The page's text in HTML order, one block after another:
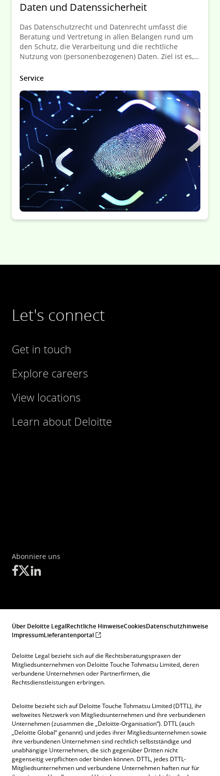
Daten­ und Daten­ssicherheit
Das Datenschutzrecht und Datenrecht umfasst die
Beratung und Vertretung in allen Belangen rund um
den Schutz, die Verarbeitung und die rechtliche
Nutzung von (personenbezogenen) Daten. Ziel ist es,
Datenschutzbestimmungen zu unterstützen und
minimieren.
Service
Let's connect
Get in touch
Explore careers
View locations
Learn about Deloitte
Abonniere uns
Über Deloitte LegalRechtliche HinweiseCookiesDatenschutzhinweise
ImpressumLieferantenportal
Deloitte Legal bezieht sich auf die Rechtsberatungspraxen der
Mitgliedsunternehmen von Deloitte Touche Tohmatsu Limited, deren
verbundene Unternehmen oder Partnerfirmen, die
Rechtsdienstleistungen erbringen.
Deloitte bezieht sich auf Deloitte Touche Tohmatsu Limited (DTTL), ihr
weltweites Netzwerk von Mitgliedsunternehmen und ihre verbundenen
Unternehmen (zusammen die „Deloitte-Organisation“). DTTL (auch
„Deloitte Global“ genannt) und jedes ihrer Mitgliedsunternehmen sowie
ihre verbundenen Unternehmen sind rechtlich selbstständige und
unabhängige Unternehmen, die sich gegenüber Dritten nicht
gegenseitig verpflichten oder binden können. DTTL, jedes DTTL-
Mitgliedsunternehmen und verbundene Unternehmen haften nur für